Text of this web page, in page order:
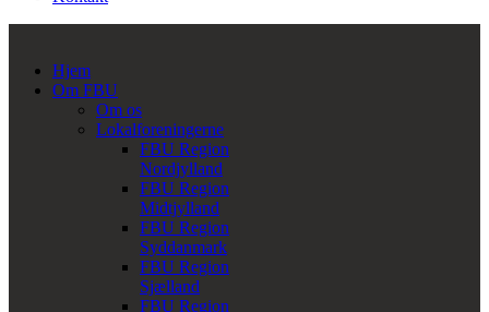
Hjem
Om FBU
Om os
Lokalforeningerne
FBU Region
Nordjylland
FBU Region
Midtjylland
FBU Region
Syddanmark
FBU Region
Sjælland
FBU Region